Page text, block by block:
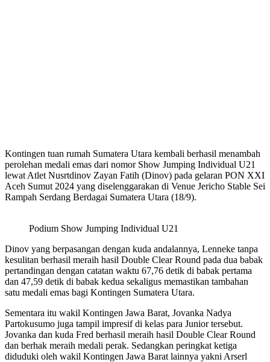
Kontingen tuan rumah Sumatera Utara kembali berhasil menambah
perolehan medali emas dari nomor Show Jumping Individual U21
lewat Atlet Nusrtdinov Zayan Fatih (Dinov) pada gelaran PON XXI
Aceh Sumut 2024 yang diselenggarakan di Venue Jericho Stable Sei
Rampah Serdang Berdagai Sumatera Utara (18/9).
Podium Show Jumping Individual U21
Dinov yang berpasangan dengan kuda andalannya, Lenneke tanpa
kesulitan berhasil meraih hasil Double Clear Round pada dua babak
pertandingan dengan catatan waktu 67,76 detik di babak pertama
dan 47,59 detik di babak kedua sekaligus memastikan tambahan
satu medali emas bagi Kontingen Sumatera Utara.
Sementara itu wakil Kontingen Jawa Barat, Jovanka Nadya
Partokusumo juga tampil impresif di kelas para Junior tersebut.
Jovanka dan kuda Fred berhasil meraih hasil Double Clear Round
dan berhak meraih medali perak. Sedangkan peringkat ketiga
diduduki oleh wakil Kontingen Jawa Barat lainnya yakni Arserl